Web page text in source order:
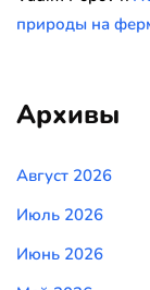
природы на
Архивы
Август 2026
Июль 2026
Июнь 2026